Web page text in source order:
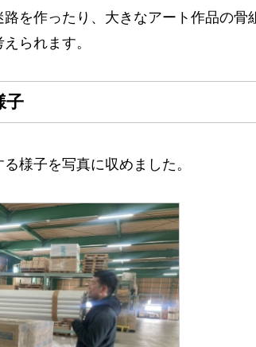
を作ったり、大きなアート作品の
られます。
子
様子を写真に収めました。